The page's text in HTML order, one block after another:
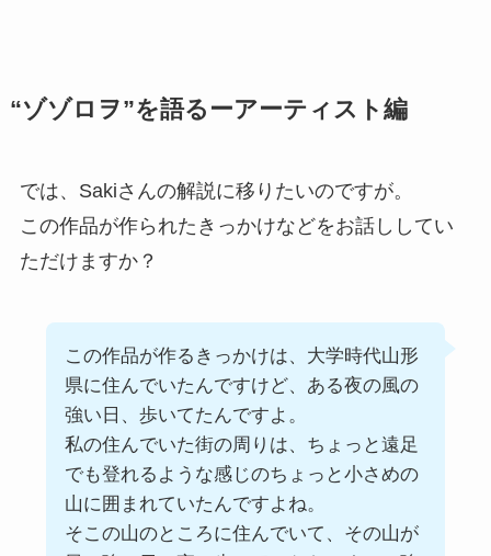
“ゾゾロヲ”を語るーアーティスト編
では、Sakiさんの解説に移りたいのですが。
この作品が作られたきっかけなどをお話ししてい
ただけますか？
この作品が作るきっかけは、大学時代山形
県に住んでいたんですけど、ある夜の風の
強い日、歩いてたんですよ。
私の住んでいた街の周りは、ちょっと遠足
でも登れるような感じのちょっと小さめの
山に囲まれていたんですよね。
そこの山のところに住んでいて、その山が